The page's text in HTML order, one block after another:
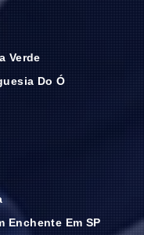
Verde
Do Ó
Enchente Em SP